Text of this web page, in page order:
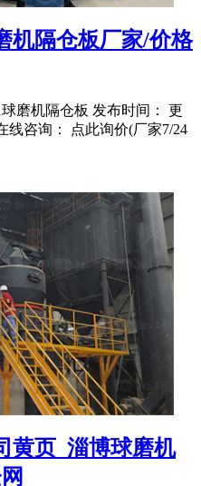
机隔仓板厂家/价格
磨机隔仓板 发布时间： 更
线咨询： 点此询价(厂家7/24
黄页_淄博球磨机